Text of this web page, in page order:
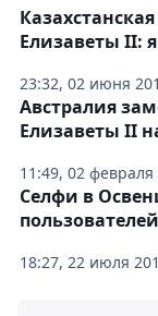
23:32, 02 июня
Елизаветы II:
11:49, 02 февраля
Австралия
Елизаветы II
18:27, 22 июля
Селфи в